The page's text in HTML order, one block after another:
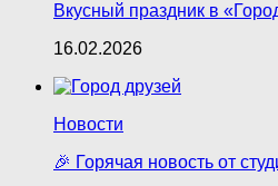
Вкусный праздник в
16.02.2026
Новости
🎉 Горячая новость от